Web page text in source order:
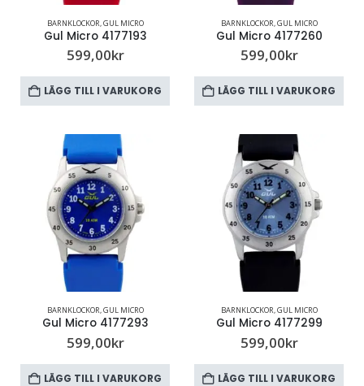
BARNKLOCKOR GUL MICRO
Gul Micro 4177193
599,00kr
LÄGG TILL I VARUKORG
BARNKLOCKOR GUL MICRO
Gul Micro 4177260
599,00kr
LÄGG TILL I VARUKORG
BARNKLOCKOR,GUL MICRO
Gul Micro 4177293
599,00kr
LÄGG TILL I VARUKORG
BARNKLOCKOR,GUL MICRO
Gul Micro 4177299
599,00kr
LÄGG TILL I VARUKORG